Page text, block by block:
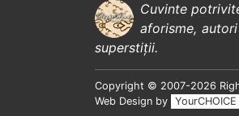
Cuvinte
aforisme,
superstiții.
Copyright © 2007-2026
Web Design by
YourCHOICE